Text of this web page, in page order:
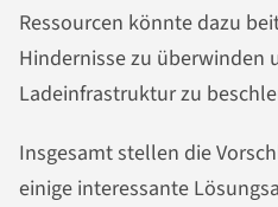
Ressourcen könnte dazu
Hindernisse zu überwinden
Ladeinfrastruktur zu
Insgesamt stellen die
einige interessante